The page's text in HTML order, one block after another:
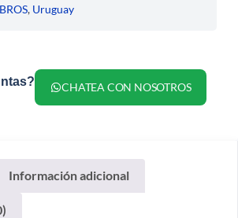
, Uruguay
CHATEA CON NOSOTROS
Información adicional